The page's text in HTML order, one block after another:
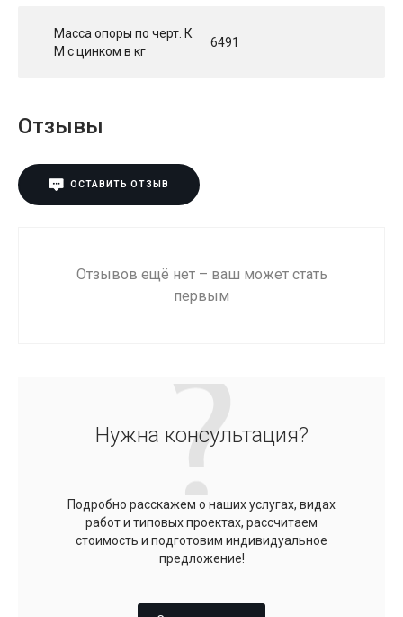
Масса опоры по черт. К
М с цинком в кг
6491
Отзывы
ОСТАВИТЬ ОТЗЫВ
Отзывов ещё нет – ваш может стать
первым
Нужна консультация?
Подробно расскажем о наших услугах, видах
работ и типовых проектах, рассчитаем
стоимость и подготовим индивидуальное
предложение!